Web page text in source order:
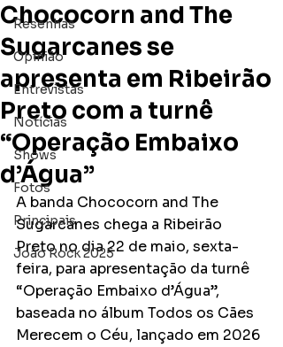
Resenhas
Opinião
Entrevistas
Notícias
Shows
Fotos
Principais
João Rock 2025
Chococorn and The
Sugarcanes se
apresenta em Ribeirão
Preto com a turnê
“Operação Embaixo
d’Água”
A banda Chococorn and The
Sugarcanes chega a Ribeirão
Preto no dia 22 de maio, sexta-
feira, para apresentação da turnê
“Operação Embaixo d’Água”,
baseada no álbum Todos os Cães
Merecem o Céu, lançado em 2026